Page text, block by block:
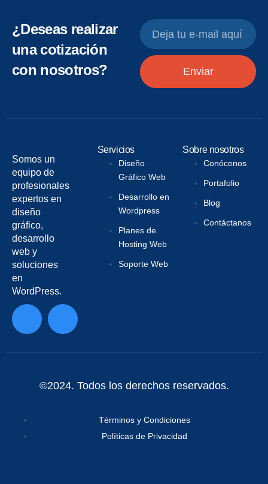
¿Deseas realizar
una cotización
con nosotros?
Enviar
Somos un
equipo de
profesionales
expertos en
diseño
gráfico,
desarrollo
web y
soluciones
en
WordPress.
Servicios
Diseño
Gráfico Web
Desarrollo en
Wordpress
Planes de
Hosting Web
Soporte Web
Sobre nosotros
Conócenos
Portafolio
Blog
Contáctanos
©2024. Todos los derechos reservados.
Términos y Condiciones
Políticas de Privacidad